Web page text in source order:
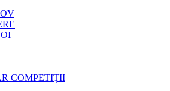
COMPETIȚII